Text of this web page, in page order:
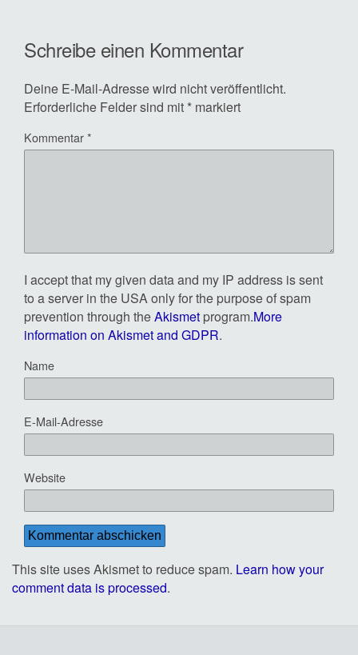
Schreibe einen Kommentar
Deine E-Mail-Adresse wird nicht veröffentlicht.
Erforderliche Felder sind mit * markiert
Kommentar*
I accept that my given data and my IP address is sent
to a server in the USA only for the purpose of spam
prevention through theAkismet program.More
information on Akismet and GDPR.
Name
E-Mail-Adresse
Website
This site uses Akismet to reduce spam. Learn how your
comment data is processed.